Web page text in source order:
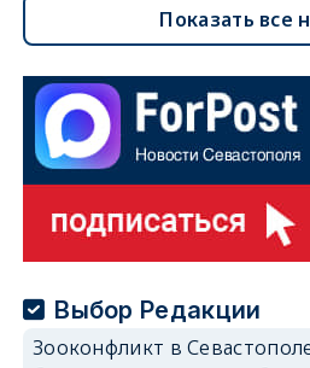
Показать все
Выбор Редакции
Зооконфликт в